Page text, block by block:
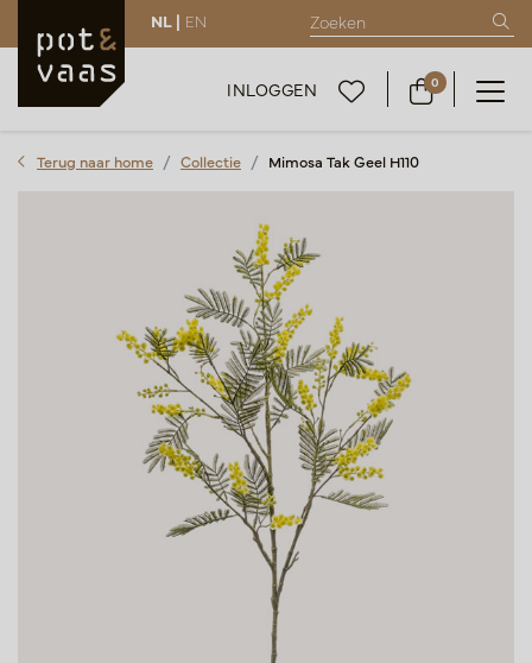
NL | EN
INLOGGEN 0
Terug naar home Collectie Mimosa Tak Geel H110